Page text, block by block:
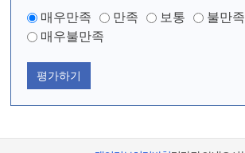
매우만족 만족 보통
불만족
매우불만족
평가하기